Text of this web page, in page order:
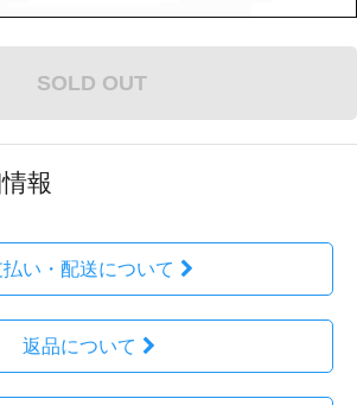
SOLD OUT
報
払い・配送について
返品について